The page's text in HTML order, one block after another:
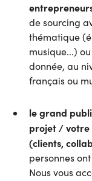
de sourcing
thématique
musique...)
donnée, au
français ou
le grand
projet / votre
(clients,
personnes
Nous vous